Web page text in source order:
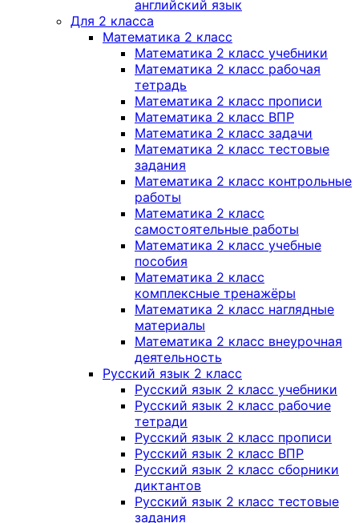
английский язык
Для 2 класса
Математика 2 класс
Математика 2 класс учебники
Математика 2 класс рабочая
тетрадь
Математика 2 класс прописи
Математика 2 класс ВПР
Математика 2 класс задачи
Математика 2 класс тестовые
задания
Математика 2 класс контрольные
работы
Математика 2 класс
самостоятельные работы
Математика 2 класс учебные
пособия
Математика 2 класс
комплексные тренажёры
Математика 2 класс наглядные
материалы
Математика 2 класс внеурочная
деятельность
Русский язык 2 класс
Русский язык 2 класс учебники
Русский язык 2 класс рабочие
тетради
Русский язык 2 класс прописи
Русский язык 2 класс ВПР
Русский язык 2 класс сборники
диктантов
Русский язык 2 класс тестовые
задания